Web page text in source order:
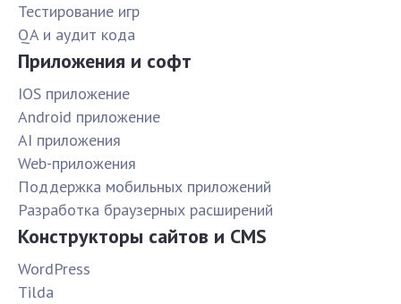
Тестирование игр
QA и аудит кода
Приложения и софт
IOS приложение
Android приложение
AI приложения
Web-приложения
Поддержка мобильных приложений
Разработка браузерных расширений
Конструкторы сайтов и CMS
WordPress
Tilda